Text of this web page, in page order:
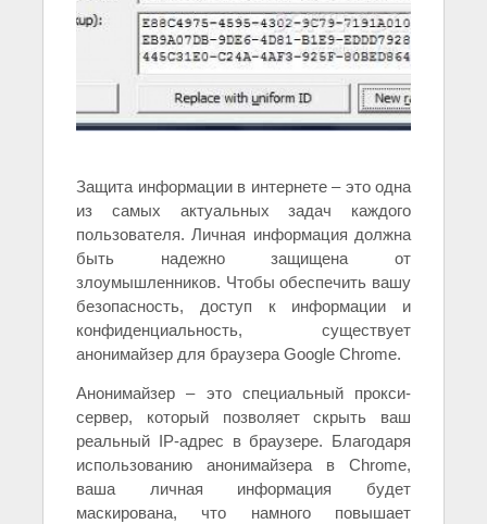
Защита информации в интернете – это одна
из самых актуальных задач каждого
пользователя. Личная информация должна
быть надежно защищена от
злоумышленников. Чтобы обеспечить вашу
безопасность, доступ к информации и
конфиденциальность, существует
анонимайзер для браузера Google Chrome.
Анонимайзер – это специальный прокси-
сервер, который позволяет скрыть ваш
реальный IP-адрес в браузере. Благодаря
использованию анонимайзера в Chrome,
ваша личная информация будет
маскирована, что намного повышает